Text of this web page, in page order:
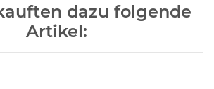
dazu folgende
Artikel: